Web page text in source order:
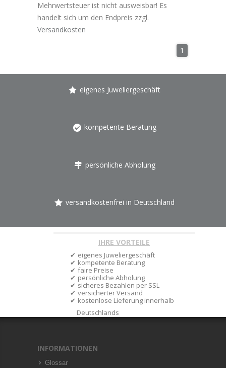
Mehrwertsteuer ist nicht ausweisbar! Es
handelt sich um den Endpreis zzgl.
Versandkosten
1
eigenes Juweliergeschäft
kompetente Beratung
persönliche Abholung
versandkostenfrei in Deutschland
IHRE VORTEILE
eigenes Juweliergeschäft
kompetente Beratung
faire Preise
persönliche Abholung
sicheres Bezahlen per SSL
versicherter Versand
kostenlose Lieferung innerhalb
Deutschlands
INFORMATIONEN
Glossar